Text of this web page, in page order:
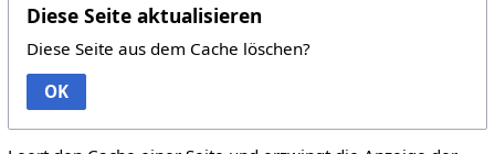
Diese Seite aktualisieren
Diese Seite aus dem Cache löschen?
OK